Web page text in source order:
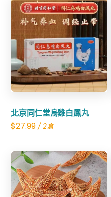
$22.50.$14.99.
北京同仁堂烏雞白鳳丸
$27.99 / 2盒
Share